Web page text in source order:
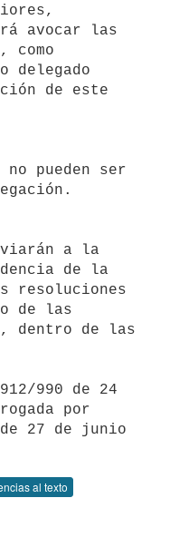
avocar las
como
delegado
de este
pueden ser
a la
de la
resoluciones
de las
dentro de las
990 de 24
por
de 27 de junio
al texto